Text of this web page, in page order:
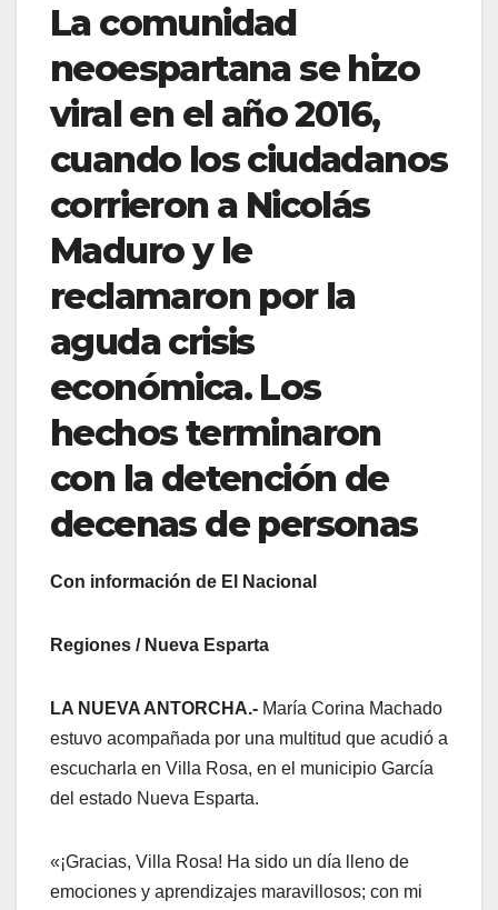
La comunidad
neoespartana se hizo
viral en el año 2016,
cuando los ciudadanos
corrieron a Nicolás
Maduro y le
reclamaron por la
aguda crisis
económica. Los
hechos terminaron
con la detención de
decenas de personas
Con información de El Nacional
Regiones / Nueva Esparta
LA NUEVA ANTORCHA.- María Corina Machado
estuvo acompañada por una multitud que acudió a
escucharla en Villa Rosa, en el municipio García
del estado Nueva Esparta.
«¡Gracias, Villa Rosa! Ha sido un día lleno de
emociones y aprendizajes maravillosos; con mi